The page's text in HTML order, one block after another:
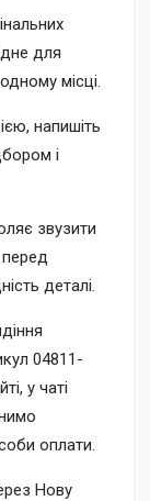
для
місці.
напишіть
і
звузити
перед
деталі.
04811-
у чаті
оплати.
Нову